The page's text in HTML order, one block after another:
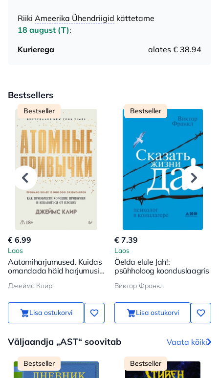
Riiki Ameerika Ühendriigid kättetame
18 august (T):
Kurierega
alates € 38.94
Bestsellers
Bestseller
€ 6.99
Laos
Aatomiharjumused. Kuidas
omandada häid harjumusi
Джеймс Клир
Lisa ostukorvi
Bestseller
€ 7.39
Laos
Öelda elule Jah!:
psühholoog koonduslaagris
Виктор Франкл
Lisa ostukorvi
Väljaandja „AST“ soovitab Vaata kõiki
Bestseller Bestseller